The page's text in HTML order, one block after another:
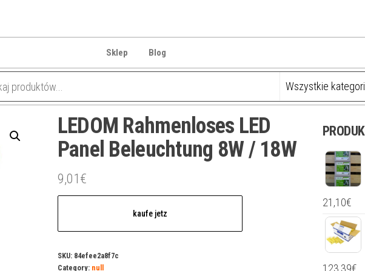
Sklep Blog
LEDOM Rahmenloses LED
Panel Beleuchtung 8W / 18W
9,01€
kaufe jetz
SKU: 84efee2a8f7c
Category: null
21,10€
123,39€